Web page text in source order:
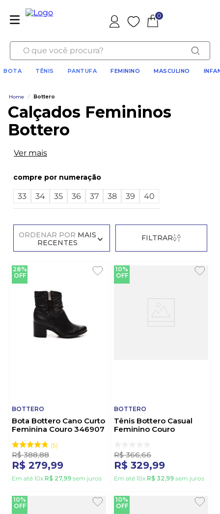
Favoritos
0
O que você procura?
BOTA TÊNIS PANTUFA FEMININO MASCULINO
Home / Bottero
Calçados Femininos
Bottero
Ver mais
numeração
33 34 35 36 37 38 39 40
ORDENAR POR MAIS
RECENTES
FILTRAR
28%
OFF
BOTTERO
Bota Bottero Cano Curto
Feminina Couro 346907
5
R$ 388,88
R$ 279,99
Em até 10x R$ 27,99 sem juros
10%
OFF
BOTTERO
Tênis Bottero Casual
Feminino Couro
R$ 366,66
R$ 329,99
Em até 10x R$ 32,99 sem juros
10%
OFF
10%
OFF